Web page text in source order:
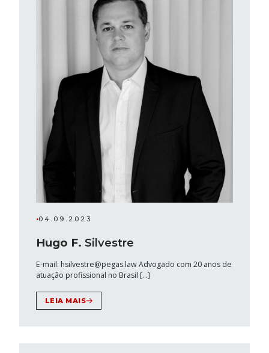
•04.09.2023
Hugo F. Silvestre
E-mail: hsilvestre@pegas.law Advogado com 20 anos de
atuação profissional no Brasil […]
LEIA MAIS